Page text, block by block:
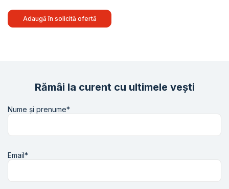
Adaugă în solicită ofertă
Rămâi la curent cu ultimele vești
Nume și prenume*
Email*